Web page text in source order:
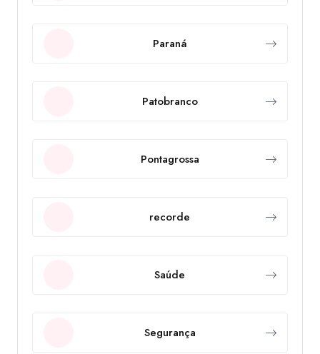
Paraná
Patobranco
Pontagrossa
recorde
Saúde
Segurança